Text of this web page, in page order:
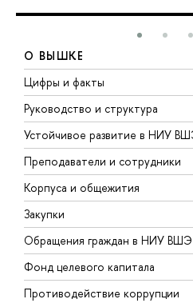
О ВЫШКЕ
Цифры и факты
Руководство и структура
Устойчивое развитие в НИУ
Преподаватели и сотрудники
Корпуса и общежития
Закупки
Обращения граждан в НИУ ВШЭ
Фонд целевого капитала
Противодействие коррупции